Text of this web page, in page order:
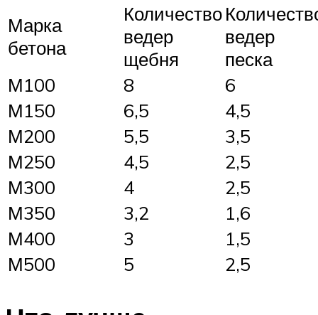
Марка
бетона
Количество
ведер
щебня
ведер
песка
М100
8
6
М150
6,5
4,5
М200
5,5
3,5
М250
4,5
2,5
М300
4
2,5
М350
3,2
1,6
М400
3
1,5
М500
5 2,5